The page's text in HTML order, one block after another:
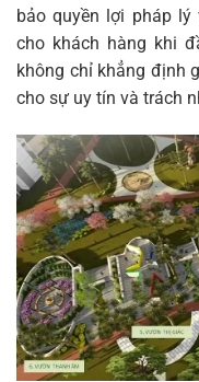
bảo quyền lợi pháp
cho khách hàng khi
không chỉ khẳng định
cho sự uy tín và trách